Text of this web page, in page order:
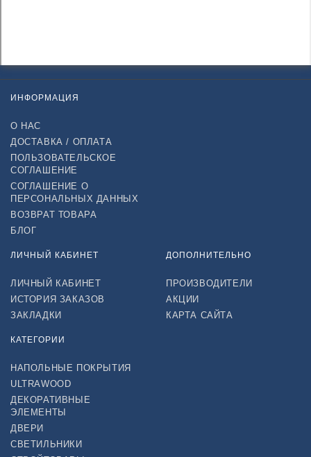
ИНФОРМАЦИЯ
О НАС
ДОСТАВКА / ОПЛАТА
ПОЛЬЗОВАТЕЛЬСКОЕ
СОГЛАШЕНИЕ
СОГЛАШЕНИЕ О
ПЕРСОНАЛЬНЫХ ДАННЫХ
ВОЗВРАТ ТОВАРА
БЛОГ
ЛИЧНЫЙ КАБИНЕТ
ЛИЧНЫЙ КАБИНЕТ
ИСТОРИЯ ЗАКАЗОВ
ЗАКЛАДКИ
ДОПОЛНИТЕЛЬНО
ПРОИЗВОДИТЕЛИ
АКЦИИ
КАРТА САЙТА
КАТЕГОРИИ
НАПОЛЬНЫЕ ПОКРЫТИЯ
ULTRAWOOD
ДЕКОРАТИВНЫЕ
ЭЛЕМЕНТЫ
ДВЕРИ
СВЕТИЛЬНИКИ